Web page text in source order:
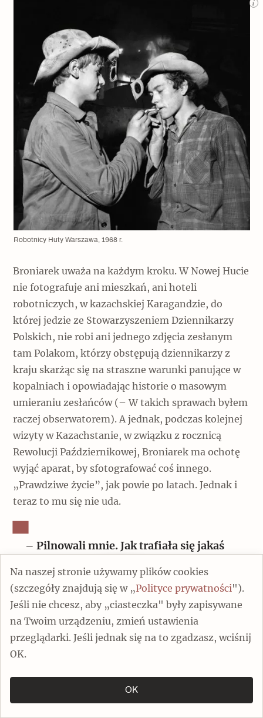
Na naszej stronie używamy plików cookies
(szczegóły znajdują się w „Polityce prywatności").
Jeśli nie chcesz, aby „ciasteczka" były zapisywane
na Twoim urządzeniu, zmień ustawienia
przeglądarki. Jeśli jednak się na to zgadzasz, wciśnij
OK.
OK
Robotnicy Huty Warszawa, 1968 r.
Broniarek uważa na każdym kroku. W Nowej Hucie
nie fotografuje ani mieszkań, ani hoteli
robotniczych, w kazachskiej Karagandzie, do
której jedzie ze Stowarzyszeniem Dziennikarzy
Polskich, nie robi ani jednego zdjęcia zesłanym
tam Polakom, którzy obstępują dziennikarzy z
kraju skarżąc się na straszne warunki panujące w
kopalniach i opowiadając historie o masowym
umieraniu zesłańców (– W takich sprawach byłem
raczej obserwatorem). A jednak, podczas kolejnej
wizyty w Kazachstanie, w związku z rocznicą
Rewolucji Październikowej, Broniarek ma ochotę
wyjąć aparat, by sfotografować coś innego.
„Prawdziwe życie”, jak powie po latach. Jednak i
teraz to mu się nie uda.
– Pilnowali mnie. Jak trafiała się jakaś
który był najbliżej, mówił: „Nu, nie nada
smatrit’. Kakije u nas zdania, zawody –
eto nada snimat’, a nie tam takije jurty”
[Nie trzeba na to patrzeć. Nasze budynki, fabryki
– to należy fotografować, a nie jakieś jurty]. Nie
przywiezie żadnego zdjęcia spoza oficjalnego